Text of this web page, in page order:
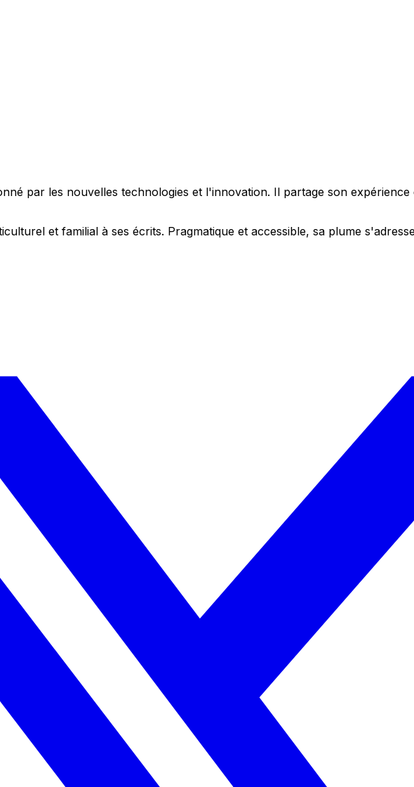
par les nouvelles technologies et l'innovation. Il partage son
et familial à ses écrits. Pragmatique et accessible, sa plume